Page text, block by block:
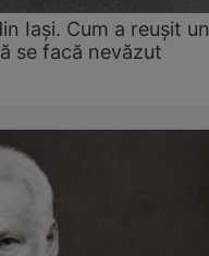
Iași. Cum a reușit un
se facă nevăzut